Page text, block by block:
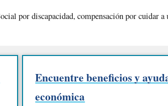
por discapacidad, compensación por cuidar
Encuentre beneficios y
económica